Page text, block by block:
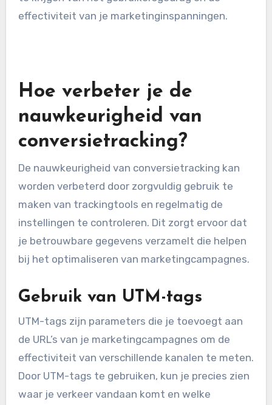
Verwaarlozing van mobiele tracking is een
deze platforms te volgen.
Bij het instellen van conversietracking moet je
ervoor zorgen dat de mobiele versie van je
website goed is geconfigureerd en dat alle
doelen ook op mobiele apparaten worden
gemeten. Dit kan helpen om een volledig beeld
te krijgen van het gebruikersgedrag en de
effectiviteit van je marketinginspanningen.
Hoe verbeter je de
nauwkeurigheid van
conversietracking?
De nauwkeurigheid van conversietracking kan
worden verbeterd door zorgvuldig gebruik te